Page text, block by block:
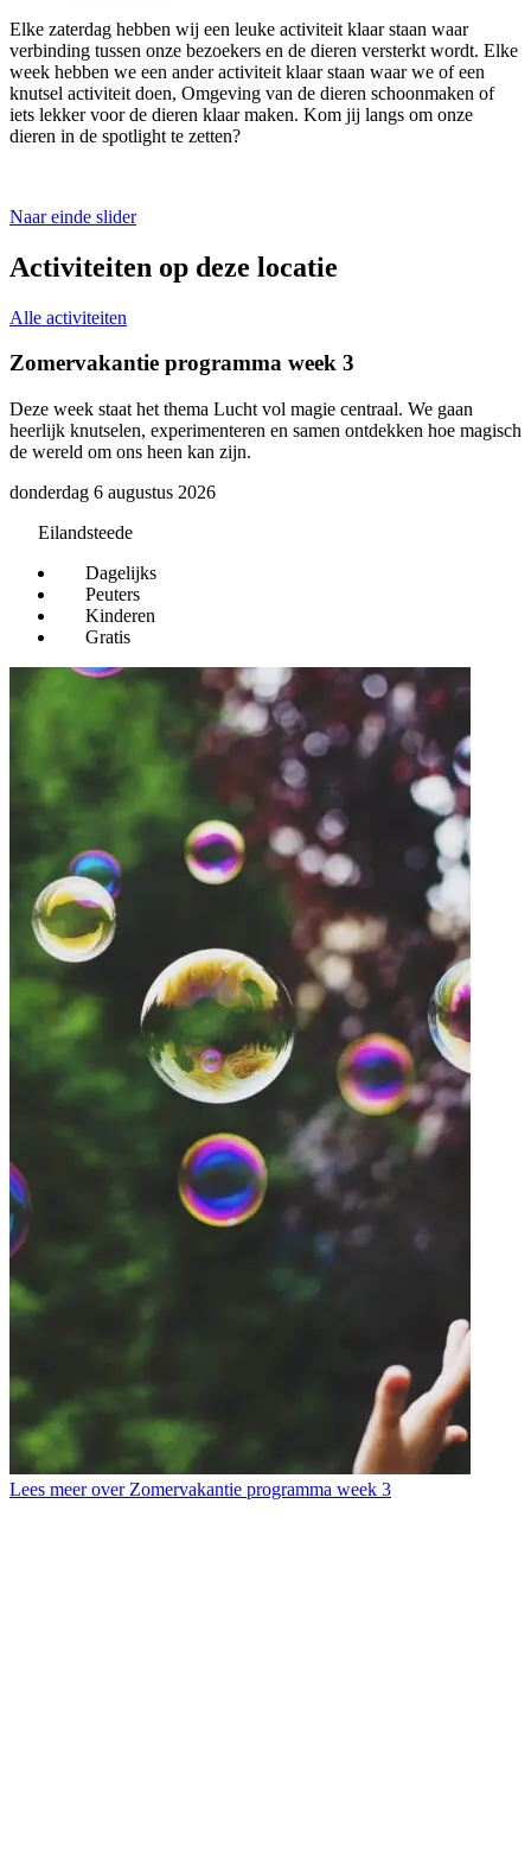
Elke zaterdag hebben wij een leuke activiteit klaar staan waar
verbinding tussen onze bezoekers en de dieren versterkt wordt. Elke
week hebben we een ander activiteit klaar staan waar we of een
knutsel activiteit doen, Omgeving van de dieren schoonmaken of
iets lekker voor de dieren klaar maken. Kom jij langs om onze
dieren in de spotlight te zetten?
Naar einde slider
Activiteiten op deze locatie
Alle activiteiten
Zomervakantie programma week 3
Deze week staat het thema Lucht vol magie centraal. We gaan
heerlijk knutselen, experimenteren en samen ontdekken hoe magisch
de wereld om ons heen kan zijn.
donderdag 6 augustus 2026
Eilandsteede
Dagelijks
Peuters
Kinderen
Gratis
Lees meer over Zomervakantie programma week 3